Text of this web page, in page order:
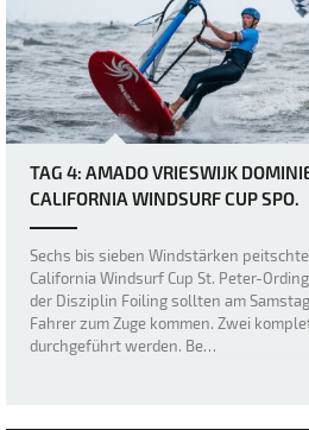
TAG 4: AMADO VRIESWIJK
CALIFORNIA WINDSURF CUP SPO.
Sechs bis sieben Windstärken
California Windsurf Cup St. Peter-
der Disziplin Foiling sollten am
Fahrer zum Zuge kommen. Zwei
durchgeführt werden. Be…